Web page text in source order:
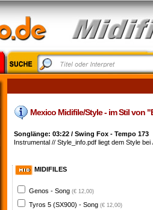
Mexico Midifile/Style - im Stil von
Songlänge: 03:22 / Swing Fox - Tempo 173
Instrumental // Style_info.pdf liegt dem Style bei
MIDIFILES
Genos - Song (€ 12,00)
Tyros 5 (SX900) - Song (€ 12,00)